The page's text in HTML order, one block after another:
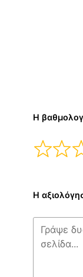
Η
Η